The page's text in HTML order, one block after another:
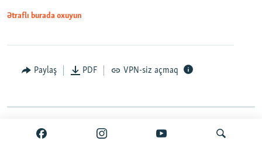
Ətraflı burada oxuyun
Paylaş PDF VPN-siz açmaq